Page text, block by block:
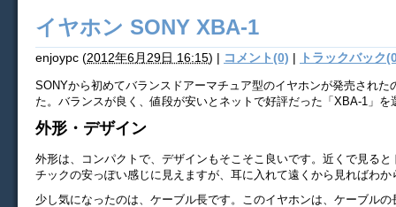
イヤホン SONY XBA-1
enjoypc (2012年6月29日 16:15) | コメント(0) | トラックバック
SONYから初めてバランスドアーマチュア型のイヤホンが発売された
た。バランスが良く、値段が安いとネットで好評だった「XBA-1」を
外形・デザイン
外形は、コンパクトで、デザインもそこそこ良いです。近くで見ると
チックの安っぽい感じに見えますが、耳に入れて遠くから見ればわか
少し気になったのは、ケーブル長です。このイヤホンは、ケーブル